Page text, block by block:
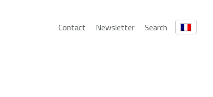
Contact Newsletter Search